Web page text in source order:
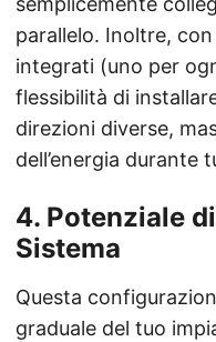
parallelo. Inoltre,
integrati (uno per
flessibilità di
direzioni diverse,
dell’energia durante
4. Potenziale
Sistema
Questa
graduale del tuo